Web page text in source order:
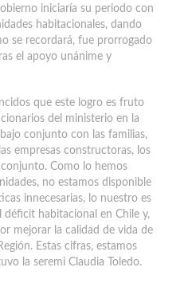
iniciaría su periodo con
habitacionales, dando
se recordará, fue prorrogado
el apoyo unánime y
que este logro es fruto
del ministerio en la
conjunto con las familias,
empresas constructoras, los
Como lo hemos
no estamos disponible
innecesarias, lo nuestro es
habitacional en Chile y,
mejorar la calidad de vida de
Estas cifras, estamos
la seremi Claudia Toledo.